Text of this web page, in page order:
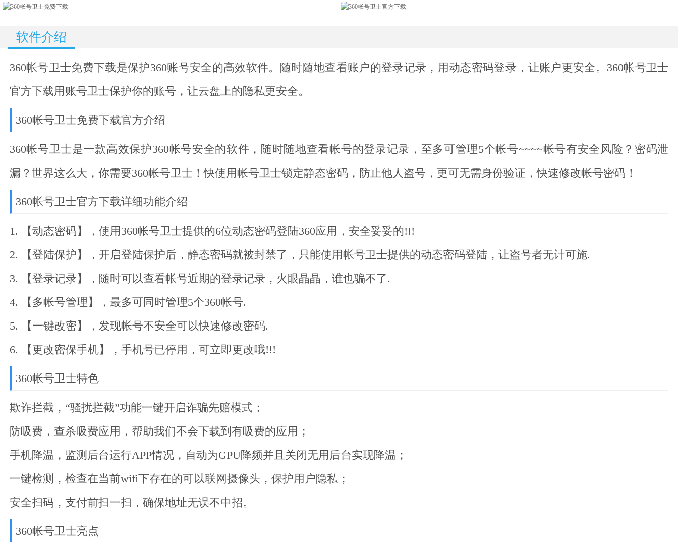
软件介绍
360帐号卫士免费下载是保护360账号安全的高效软件。随时随地查看账户的登录记录，用动态密码登录，让账户更安全。360帐号卫士
官方下载用账号卫士保护你的账号，让云盘上的隐私更安全。
360帐号卫士免费下载官方介绍
360帐号卫士是一款高效保护360帐号安全的软件，随时随地查看帐号的登录记录，至多可管理5个帐号~~~~帐号有安全风险？密码泄
漏？世界这么大，你需要360帐号卫士！快使用帐号卫士锁定静态密码，防止他人盗号，更可无需身份验证，快速修改帐号密码！
360帐号卫士官方下载详细功能介绍
1. 【动态密码】，使用360帐号卫士提供的6位动态密码登陆360应用，安全妥妥的!!!
2. 【登陆保护】，开启登陆保护后，静态密码就被封禁了，只能使用帐号卫士提供的动态密码登陆，让盗号者无计可施.
3. 【登录记录】，随时可以查看帐号近期的登录记录，火眼晶晶，谁也骗不了.
4. 【多帐号管理】，最多可同时管理5个360帐号.
5. 【一键改密】，发现帐号不安全可以快速修改密码.
6. 【更改密保手机】，手机号已停用，可立即更改哦!!!
360帐号卫士特色
欺诈拦截，“骚扰拦截”功能一键开启诈骗先赔模式；
防吸费，查杀吸费应用，帮助我们不会下载到有吸费的应用；
手机降温，监测后台运行APP情况，自动为GPU降频并且关闭无用后台实现降温；
一键检测，检查在当前wifi下存在的可以联网摄像头，保护用户隐私；
安全扫码，支付前扫一扫，确保地址无误不中招。
360帐号卫士亮点